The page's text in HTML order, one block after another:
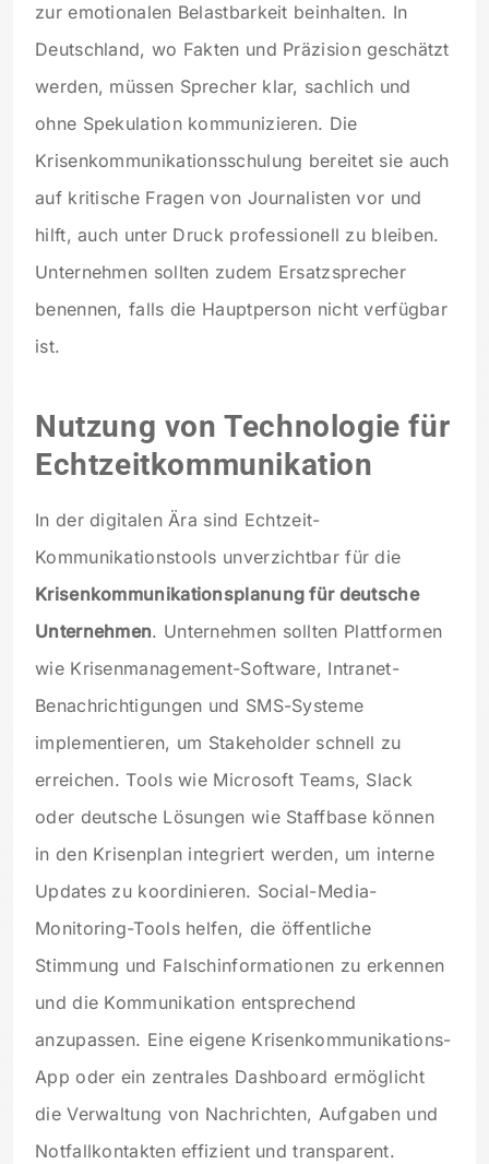
zur emotionalen Belastbarkeit beinhalten. In
Deutschland, wo Fakten und Präzision geschätzt
werden, müssen Sprecher klar, sachlich und
ohne Spekulation kommunizieren. Die
Krisenkommunikationsschulung bereitet sie auch
auf kritische Fragen von Journalisten vor und
hilft, auch unter Druck professionell zu bleiben.
Unternehmen sollten zudem Ersatzsprecher
benennen, falls die Hauptperson nicht verfügbar
ist.
Nutzung von Technologie für
Echtzeitkommunikation
In der digitalen Ära sind Echtzeit-
Kommunikationstools unverzichtbar für die
Krisenkommunikationsplanung für deutsche
Unternehmen. Unternehmen sollten Plattformen
wie Krisenmanagement-Software, Intranet-
Benachrichtigungen und SMS-Systeme
implementieren, um Stakeholder schnell zu
erreichen. Tools wie Microsoft Teams, Slack
oder deutsche Lösungen wie Staffbase können
in den Krisenplan integriert werden, um interne
Updates zu koordinieren. Social-Media-
Monitoring-Tools helfen, die öffentliche
Stimmung und Falschinformationen zu erkennen
und die Kommunikation entsprechend
anzupassen. Eine eigene Krisenkommunikations-
App oder ein zentrales Dashboard ermöglicht
die Verwaltung von Nachrichten, Aufgaben und
Notfallkontakten effizient und transparent.